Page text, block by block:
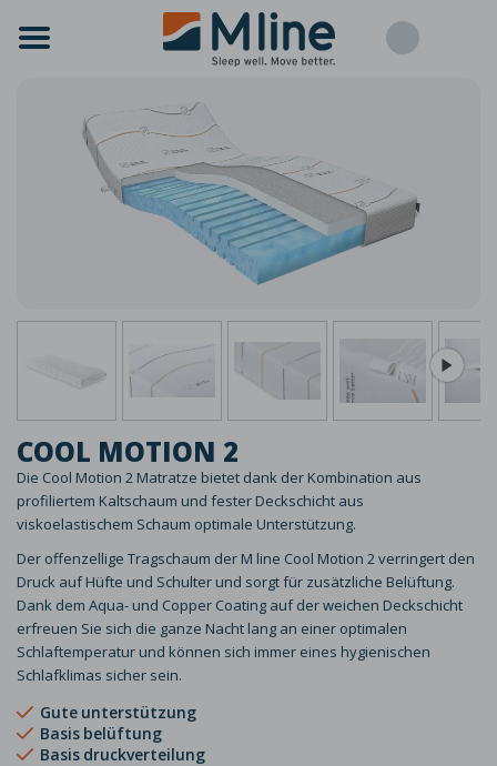
COOL MOTION 2
Die Cool Motion 2 Matratze bietet dank der Kombination aus
profiliertem Kaltschaum und fester Deckschicht aus
viskoelastischem Schaum optimale Unterstützung.
Der offenzellige Tragschaum der M line Cool Motion 2 verringert den
Druck auf Hüfte und Schulter und sorgt für zusätzliche Belüftung.
Dank dem Aqua- und Copper Coating auf der weichen Deckschicht
erfreuen Sie sich die ganze Nacht lang an einer optimalen
Schlaftemperatur und können sich immer eines hygienischen
Schlafklimas sicher sein.
Gute unterstützung
Basis belüftung
Basis druckverteilung